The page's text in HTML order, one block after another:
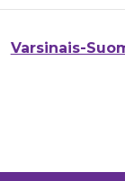
Varsinais-